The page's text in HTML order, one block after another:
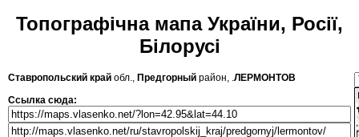
Топографічна мапа України, Росії,
Білорусі
Ставропольский край обл., Предгорный район, .ЛЕРМОНТОВ
Ссылка сюда: